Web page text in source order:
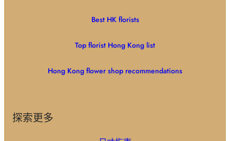
Best HK florists
Top florist Hong Kong list
Hong Kong flower shop recommendations
探索更多